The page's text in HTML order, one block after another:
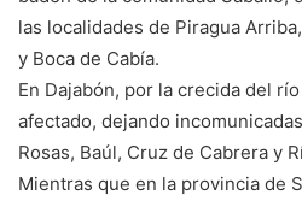
las localidades de Piragua
y Boca de Cabía.
En Dajabón, por la crecida del
afectado, dejando
Rosas, Baúl, Cruz de Cabrera y
Mientras que en la provincia de